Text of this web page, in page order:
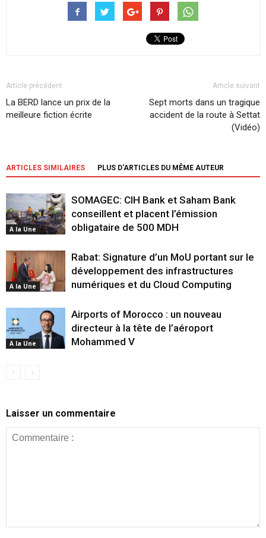
Article précédent
La BERD lance un prix de la
meilleure fiction écrite
Article suivant
Sept morts dans un tragique
accident de la route à Settat
(Vidéo)
ARTICLES SIMILAIRES PLUS D'ARTICLES DU MÊME AUTEUR
A la Une
SOMAGEC: CIH Bank et Saham Bank
conseillent et placent l’émission
obligataire de 500 MDH
A la Une
Rabat: Signature d’un MoU portant sur le
développement des infrastructures
numériques et du Cloud Computing
A la Une
Airports of Morocco : un nouveau
directeur à la tête de l’aéroport
Mohammed V
Laisser un commentaire